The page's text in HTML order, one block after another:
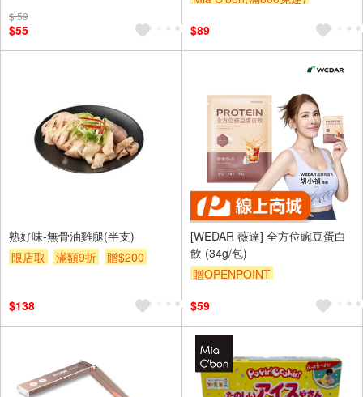
$ 59
$55 $89
熟好味-無骨油雞腿(半支)
限店取
滿額9折 贈$200
$138
[WEDAR 薇達] 全方位豌豆蛋白
飲 (34g/包)
贈OPENPOINT
$59